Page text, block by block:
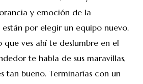
y emoción de la
por elegir un equipo nuevo.
que ves ahí te deslumbre en el
te habla de sus maravillas,
tan bueno. Terminarías con un